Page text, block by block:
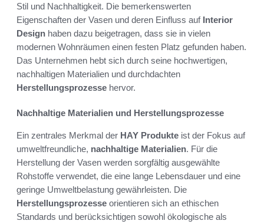
Stil und Nachhaltigkeit. Die bemerkenswerten
Eigenschaften der Vasen und deren Einfluss auf Interior
Design haben dazu beigetragen, dass sie in vielen
modernen Wohnräumen einen festen Platz gefunden haben.
Das Unternehmen hebt sich durch seine hochwertigen,
nachhaltigen Materialien und durchdachten
Herstellungsprozesse hervor.
Nachhaltige Materialien und Herstellungsprozesse
Ein zentrales Merkmal der HAY Produkte ist der Fokus auf
umweltfreundliche, nachhaltige Materialien. Für die
Herstellung der Vasen werden sorgfältig ausgewählte
Rohstoffe verwendet, die eine lange Lebensdauer und eine
geringe Umweltbelastung gewährleisten. Die
Herstellungsprozesse orientieren sich an ethischen
Standards und berücksichtigen sowohl ökologische als